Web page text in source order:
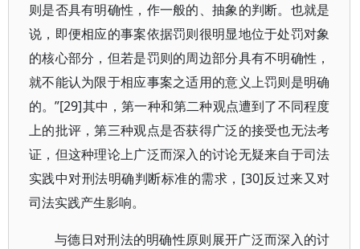
则是否具有明确性，作一般的、抽象的判断。也就是
说，即便相应的事案依据罚则很明显地位于处罚对象
的核心部分，但若是罚则的周边部分具有不明确性，
就不能认为限于相应事案之适用的意义上罚则是明确
的。”[29]其中，第一种和第二种观点遭到了不同程度
上的批评，第三种观点是否获得广泛的接受也无法考
证，但这种理论上广泛而深入的讨论无疑来自于司法
实践中对刑法明确判断标准的需求，[30]反过来又对
司法实践产生影响。
与德日对刑法的明确性原则展开广泛而深入的讨